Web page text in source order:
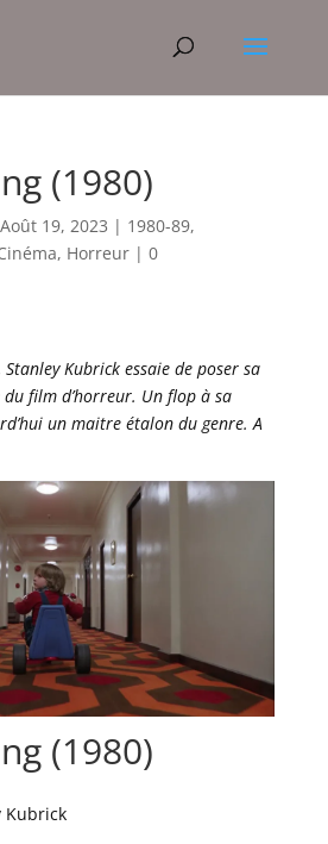
(1980)
Août 19, 2023 | 1980-89,
, Horreur| 0
Stanley Kubrick essaie de poser sa
film d’horreur. Un flop à sa
un maitre étalon du genre. A
(1980)
Kubrick